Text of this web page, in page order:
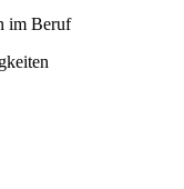
im Beruf